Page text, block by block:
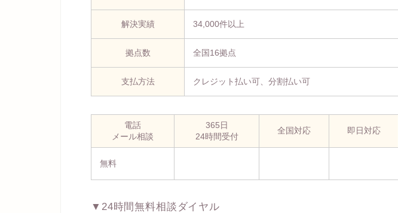
解決実績 34,000件以上
拠点数 全国16拠点
支払方法 クレジット払い可、分割払い可
電話
メール相談
365日
24時間受付
全国対応 即日対応
無料
▼24時間無料相談ダイヤル